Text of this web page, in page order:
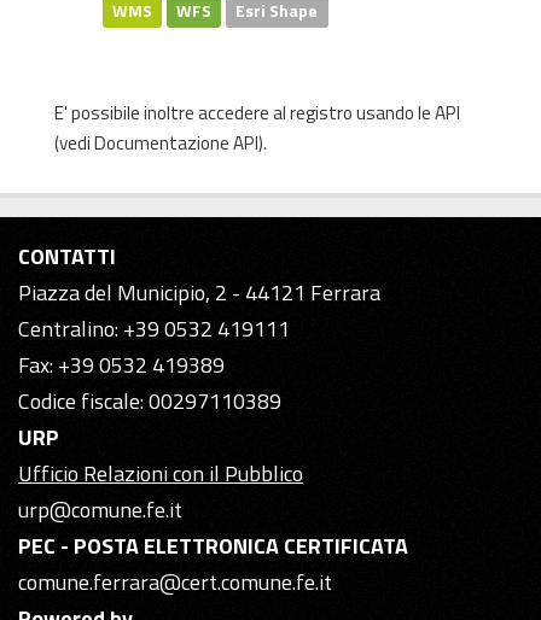
WMS WFS Esri Shape
E' possibile inoltre accedere al registro usando leAPI
(vediDocumentazione API).
CONTATTI
Piazza del Municipio, 2 - 44121 Ferrara
Centralino: +39 0532 419111
Fax: +39 0532 419389
Codice fiscale: 00297110389
URP
Ufficio Relazioni con il Pubblico
urp@comune.fe.it
PEC - POSTA ELETTRONICA CERTIFICATA
comune.ferrara@cert.comune.fe.it